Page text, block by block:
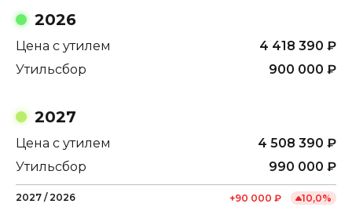
2026
Цена с утилем 4 418 390 ₽
Утильсбор
900 000 ₽
2027
Цена с утилем 4 508 390 ₽
Утильсбор
990 000 ₽
2027 / 2026 +90 000 ₽ 10,0%